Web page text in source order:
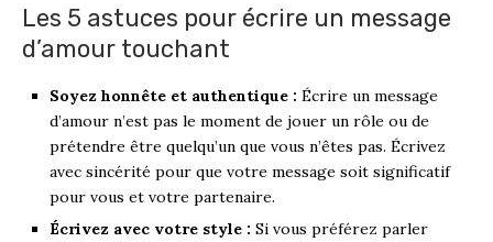
Les 5 astuces pour écrire un message
d’amour touchant
Soyez honnête et authentique : Écrire un message
d’amour n’est pas le moment de jouer un rôle ou de
prétendre être quelqu’un que vous n’êtes pas. Écrivez
avec sincérité pour que votre message soit significatif
pour vous et votre partenaire.
Écrivez avec votre style : Si vous préférez parler